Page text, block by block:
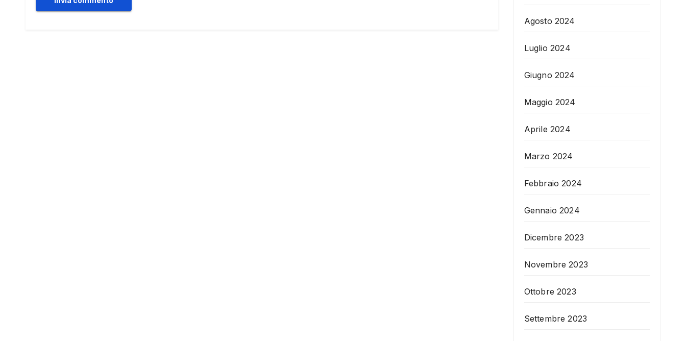
Agosto 2024
Luglio 2024
Giugno 2024
Maggio 2024
Aprile 2024
Marzo 2024
Febbraio 2024
Gennaio 2024
Dicembre 2023
Novembre 2023
Ottobre 2023
Settembre 2023